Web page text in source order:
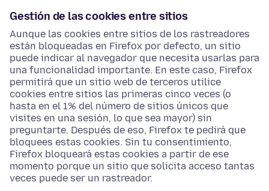
Gestión de las cookies entre sitios
Aunque las cookies entre sitios de los rastreadores
están bloqueadas en Firefox por defecto, un sitio
puede indicar al navegador que necesita usarlas para
una funcionalidad importante. En este caso, Firefox
permitirá que un sitio web de terceros utilice
cookies entre sitios las primeras cinco veces (o
hasta en el 1% del número de sitios únicos que
visites en una sesión, lo que sea mayor) sin
preguntarte. Después de eso, Firefox te pedirá que
bloquees estas cookies. Sin tu consentimiento,
Firefox bloqueará estas cookies a partir de ese
momento porque un sitio que solicita acceso tantas
veces puede ser un rastreador.